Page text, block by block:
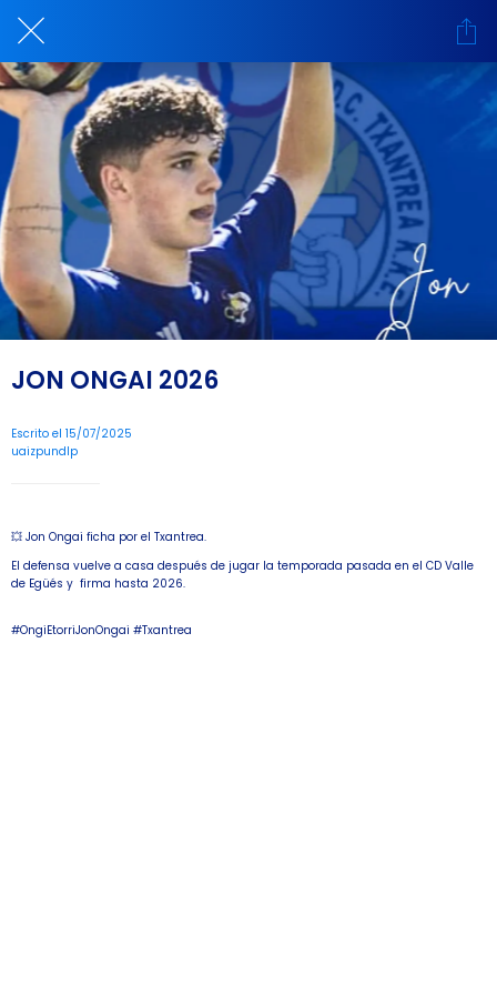
JON ONGAI 2026
Escrito el 15/07/2025
uaizpundlp
💥 Jon Ongai ficha por el Txantrea.
El defensa vuelve a casa después de jugar la temporada pasada en el CD Valle
de Egüés y firma hasta 2026.
#OngiEtorriJonOngai #Txantrea